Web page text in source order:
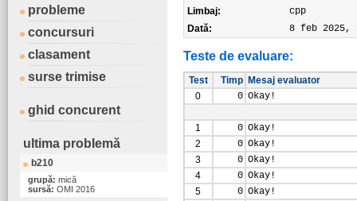
probleme
concursuri
clasament
surse trimise
ghid concurent
ultima problemă
b210
grupă: mică
sursă: OMI 2016
Limbaj:
cpp
Dată:
8 feb 2025,
Teste de evaluare:
Test Timp Mesaj evaluator
0
0 Okay!
1 0 Okay!
2
0 Okay!
3
0 Okay!
4
0 Okay!
5
0 Okay!